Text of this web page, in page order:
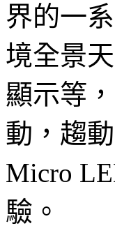
界的一
境全景
顯示等
動，趨
Micro
驗。